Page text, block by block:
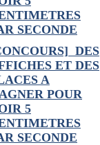
DES
ET DES
A
POUR
5
SECONDE